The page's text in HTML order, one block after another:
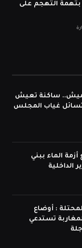
بتهمة التهجم على
ساكنة تعيش
غياب المجلس
الماء ببني
الداخلية
: أوضاع
تستدعي